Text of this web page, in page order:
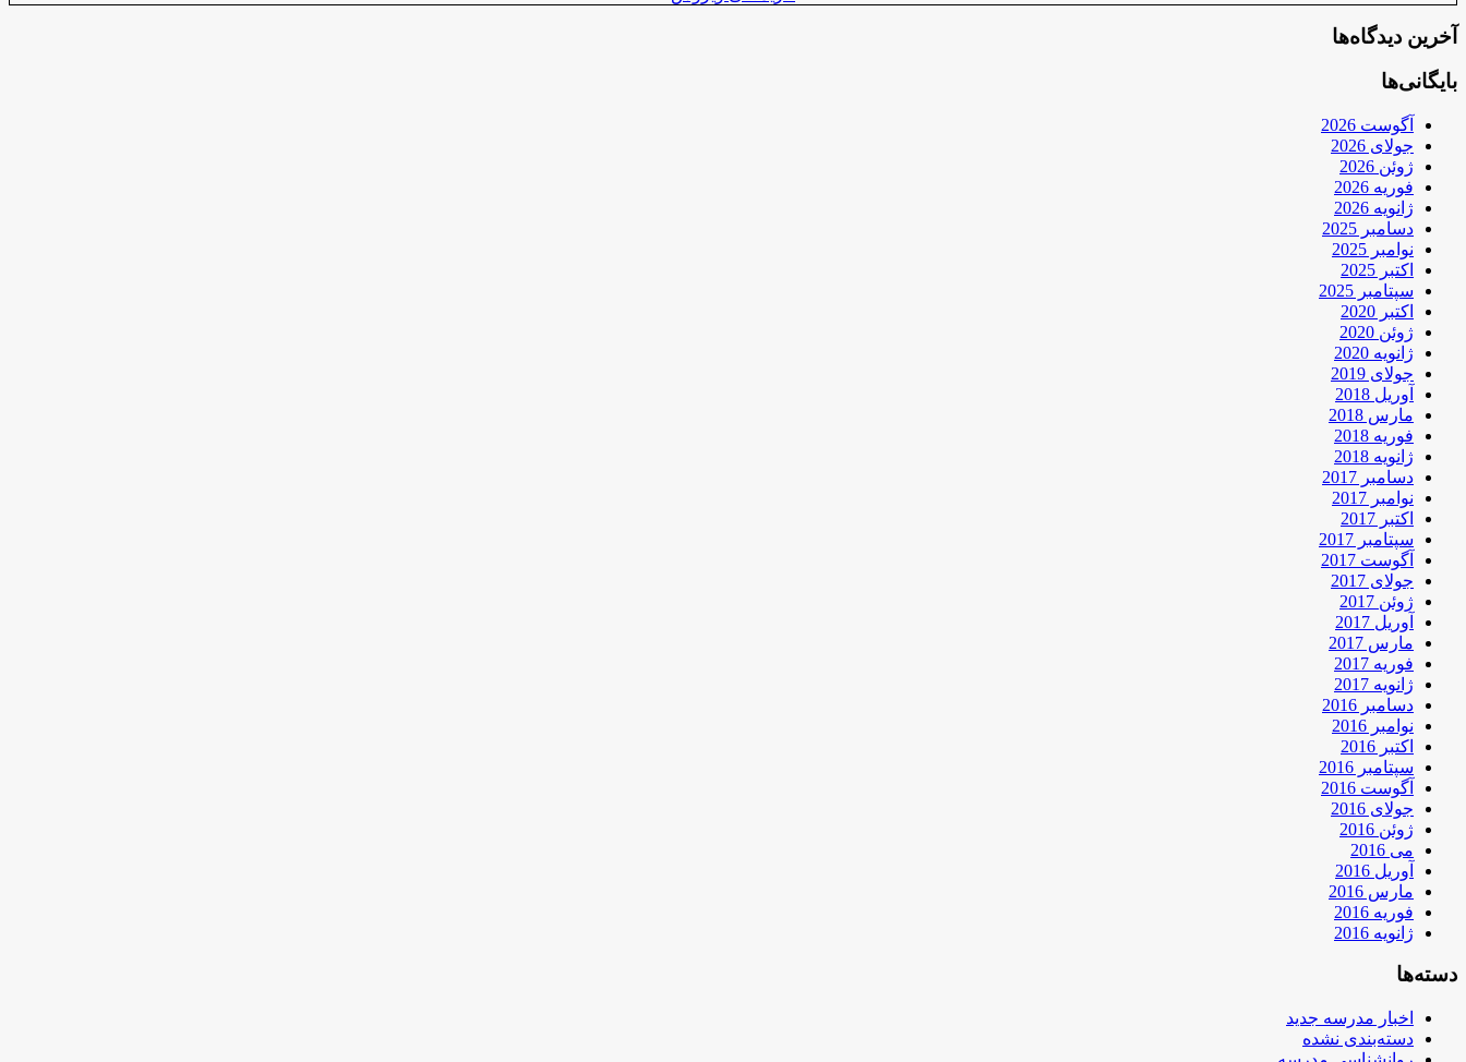
آخرین دیدگاه‌ها
بایگانی‌ها
آگوست 2026
جولای 2026
ژوئن 2026
فوریه 2026
ژانویه 2026
دسامبر 2025
نوامبر 2025
اکتبر 2025
سپتامبر 2025
اکتبر 2020
ژوئن 2020
ژانویه 2020
جولای 2019
آوریل 2018
مارس 2018
فوریه 2018
ژانویه 2018
دسامبر 2017
نوامبر 2017
اکتبر 2017
سپتامبر 2017
آگوست 2017
جولای 2017
ژوئن 2017
آوریل 2017
مارس 2017
فوریه 2017
ژانویه 2017
دسامبر 2016
نوامبر 2016
اکتبر 2016
سپتامبر 2016
آگوست 2016
جولای 2016
ژوئن 2016
می 2016
آوریل 2016
مارس 2016
فوریه 2016
ژانویه 2016
دسته‌ها
اخبار مدرسه جدید
دسته‌بندی نشده